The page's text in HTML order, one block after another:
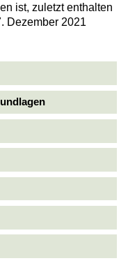
ist, zuletzt enthalten
Dezember 2021